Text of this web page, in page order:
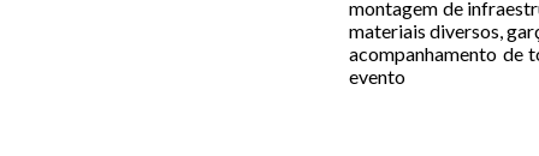
montagem de
materiais diversos,
acompanhamento de
evento